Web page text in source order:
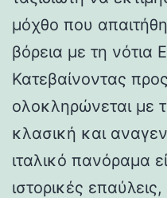
μόχθο που
βόρεια με τη νότια
Κατεβαίνοντας
ολοκληρώνεται με
κλασική και
ιταλικό πανόραμα
ιστορικές